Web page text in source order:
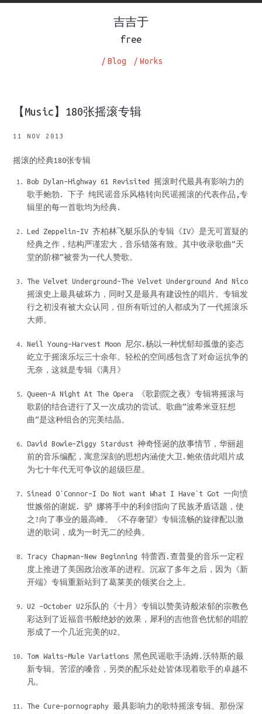
吉吉于
free
Blog
/ Works
/
【Music】180张摇滚专辑
11 NOV 2013
摇滚的经典180张专辑
Bob Dylan–Highway 61 Revisited 摇滚时代最具有影响力的
歌手鲍勃. 下子 纯民谣音乐风格转向民谣摇滚的代表作品,专
辑里的每一首歌均为经典.
Led Zeppelin–IV 齐柏林飞艇乐队的专辑《IV》是无可置疑的
经典之作，结构严谨宏大，音乐错落有致。其中收录歌曲”天
堂的阶梯”被誉为一代人赞歌。
The Velvet Underground–The Velvet Underground And Nico
摇滚史上最具破坏力，同时又是最具有建设性的唱片。专辑发
行之初没有被大众认同，但所有听过的人都成为了一代摇滚乐
大师。
Neil Young–Harvest Moon 尼尔.杨以一种忧郁却孤傲的姿态
屹立于摇滚乐坛三十余年。轻松的空间感包含了对命运抗争的
无奈，这就是专辑《满月》
Queen–A Night At The Opera 《歌剧院之夜》专辑将摇滚与
歌剧的结合进行了又一次成功的尝试。歌曲”波希米亚狂想
曲”是这种组合的完美结晶。
David Bowie–Ziggy Stardust 神奇怪诞的故事情节，华丽超
前的音乐编配，寓意深刻的思想内涵使大卫.鲍依借此唱片成
为七十年代无可争议的超级巨星。
Sinead O`Connor–I Do Not want What I Have`t Got 一向愤
世嫉俗的谢妮. 驴 娜将手中的利剑指向了民族矛盾话题，使
之?向了事业的最高峰。《不存奢望》专辑流畅的旋律配以激
进的歌词，成为一时无二的经典。
Tracy Chapman–New Beginning 特蕾西.查普曼的音乐一定程
度上推进了美国政治改革的进程。沉寂了多年之后，因为《新
开端》专辑重新站到了葛莱美的领奖台之上。
U2 –October U2乐队的《十月》专辑以赞美诗般浓郁的宗教色
彩达到了近福音书般绝妙的效果，犀利的吉他音色忧郁的唱腔
形成了一个几近完美的U2。
Tom Waits–Mule Variations 黑色民谣歌手汤姆.沃特斯的最
新专辑。苦涩的嗓音，另类的配乐处处皆体现着歌手的卓越不
凡。
The Cure–pornography 最具影响力的歌特摇滚专辑。那份深